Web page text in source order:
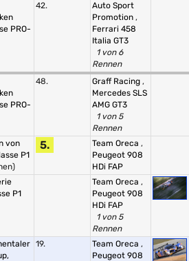
PRO-
42.
Auto Sport
Promotion ,
Ferrari 458
Italia GT3
1 von 6
Rennen
PRO-
48. Graff Racing ,
Mercedes SLS
AMG GT3
1 von 5
Rennen
von
P1
5. Team Oreca ,
Peugeot 908
HDi FAP
P1
Team Oreca ,
Peugeot 908
HDi FAP
1 von 5
Rennen
19. Team Oreca ,
Peugeot 908